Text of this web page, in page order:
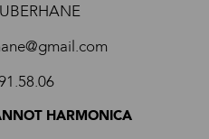
HARMONICA